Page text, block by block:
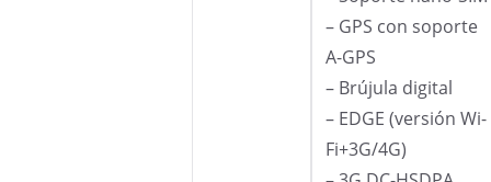
– GPS con soporte
A-GPS
– Brújula digital
– EDGE (versión Wi-
Fi+3G/4G)